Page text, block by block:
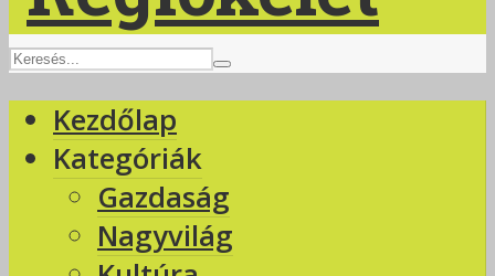
Kezdőlap
Kategóriák
Gazdaság
Nagyvilág